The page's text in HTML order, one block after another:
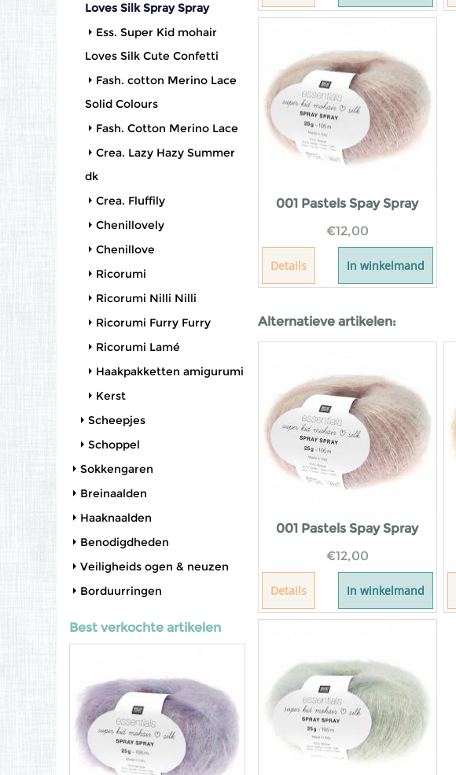
Loves Silk Spray Spray
Ess. Super Kid mohair
Loves Silk Cute Confetti
Fash. cotton Merino Lace
Solid Colours
Fash. Cotton Merino Lace
Crea. Lazy Hazy Summer
dk
Crea. Fluffily
Chenillovely
Chenillove
Ricorumi
Ricorumi Nilli Nilli
Ricorumi Furry Furry
Ricorumi Lamé
Haakpakketten amigurumi
Kerst
Scheepjes
Schoppel
Sokkengaren
Breinaalden
Haaknaalden
Benodigdheden
Veiligheids ogen & neuzen
Borduurringen
Best verkochte artikelen
001 Pastels Spay Spray
€12,00
Details In winkelmand
Alternatieve artikelen:
001 Pastels Spay Spray
€12,00
Details In winkelmand